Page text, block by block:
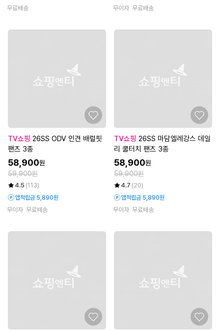
무료배송 무이자 무료배송
TV쇼핑
팬츠 3종
58,900원
59,900원
4.5 (113)
앱적립금 5,890원
무이자 무료배송
TV쇼핑
리 쿨터치 팬츠 3종
58,900원
59,900원
4.7 (20)
앱적립금 5,890원
무이자 무료배송